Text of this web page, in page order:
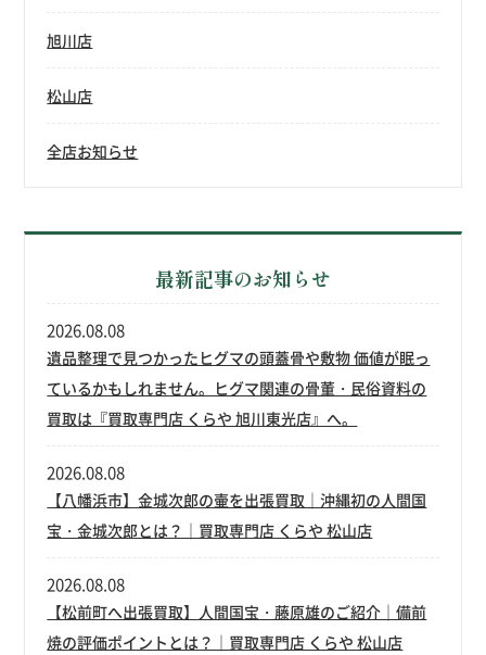
旭川店
松山店
全店お知らせ
最新記事のお知らせ
遺品整理で見つかったヒグマの頭蓋骨や敷物 価値が眠っ
ているかもしれません。ヒグマ関連の骨董・民俗資料の
買取は『買取専門店 くらや 旭川東光店』へ。
2026.08.08
【八幡浜市】金城次郎の壷を出張買取｜沖縄初の人間国
宝・金城次郎とは？｜買取専門店 くらや 松山店
2026.08.08
【松前町へ出張買取】人間国宝・藤原雄のご紹介｜備前
焼の評価ポイントとは？｜買取専門店 くらや 松山店
2026.08.08